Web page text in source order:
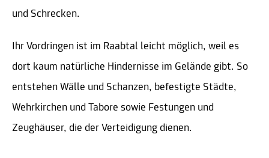
und Schrecken.
Ihr Vordringen ist im Raabtal leicht möglich, weil es
dort kaum natürliche Hindernisse im Gelände gibt. So
entstehen Wälle und Schanzen, befestigte Städte,
Wehrkirchen und Tabore sowie Festungen und
Zeughäuser, die der Verteidigung dienen.